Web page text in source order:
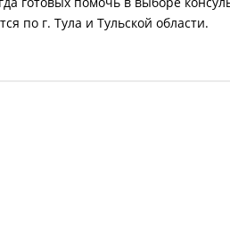
по г. Тула и Тульской области.